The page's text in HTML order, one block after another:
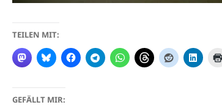
TEILEN MIT:
GEFÄLLT MIR: